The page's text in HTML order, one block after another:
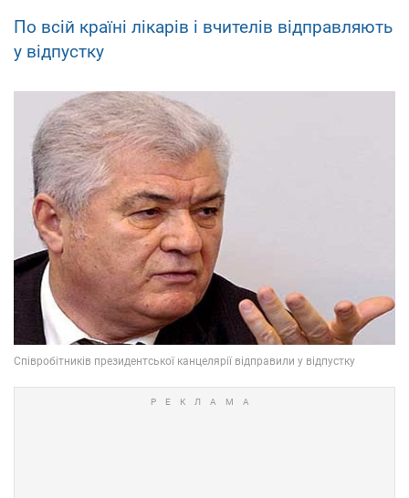
По всій країні лікарів і вчителів відправляють
у відпустку